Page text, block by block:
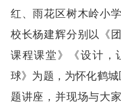
红、雨花区树木岭小
校长杨建辉分别以《
课程课堂》《设计，
球》为题，为怀化鹤
题讲座，并现场与大